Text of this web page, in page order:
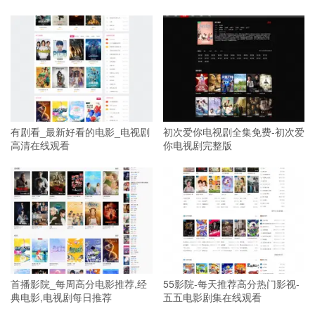
有剧看_最新好看的电影_电视剧
高清在线观看
初次爱你电视剧全集免费-初次爱
你电视剧完整版
首播影院_每周高分电影推荐,经
典电影,电视剧每日推荐
55影院-每天推荐高分热门影视-
五五电影剧集在线观看